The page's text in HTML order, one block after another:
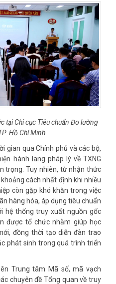
tại Chi cục Tiêu chuẩn Đo lường
Hồ Chí Minh
gian qua Chính phủ và các bộ,
hành lang pháp lý về TXNG
trọng. Tuy nhiên, từ nhận thức
cách nhất định khi nhiều
còn gặp khó khăn trong việc
hàng hóa, áp dụng tiêu chuẩn
hệ thống truy xuất nguồn gốc
được tổ chức nhằm giúp học
đồng thời tạo diễn đàn trao
phát sinh trong quá trình triển
Trung tâm Mã số, mã vạch
chuyên đề Tổng quan về truy